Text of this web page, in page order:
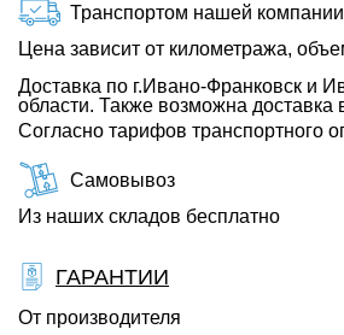
Транспортом нашей компании
Цена зависит от километража,
Доставка по г.Ивано-Франковск и
области. Также возможна доставка
Согласно тарифов транспортного
Самовывоз
Из наших складов бесплатно
ГАРАНТИИ
От производителя